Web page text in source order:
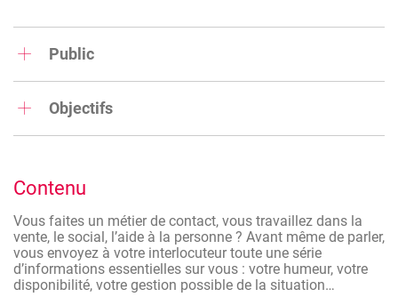
Public
décoder le langage non verbal
Objectifs
personnes avec qui vous êtes en contact.
Vous pourrez ainsi adapter votre non verbal et décrypter
celui des autres afin de mieux communiquer.
Contenu
Vous faites un métier de contact, vous travaillez dans la
vente, le social, l’aide à la personne ? Avant même de parler,
vous envoyez à votre interlocuteur toute une série
d’informations essentielles sur vous : votre humeur, votre
disponibilité, votre gestion possible de la situation…